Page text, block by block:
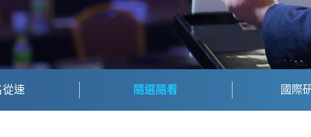
速 隨選隨看 國際